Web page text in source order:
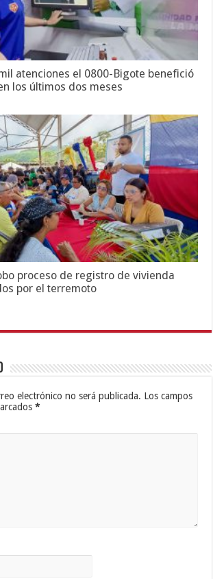
atenciones el 0800-Bigote benefició
los últimos dos meses
proceso de registro de vivienda
por el terremoto
electrónico no será publicada. Los campos
*